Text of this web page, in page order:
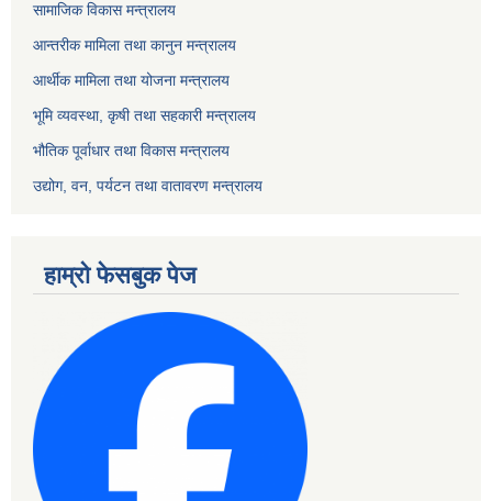
सामाजिक विकास मन्त्रालय
आन्तरीक मामिला तथा कानुन मन्त्रालय
आर्थीक मामिला तथा योजना मन्त्रालय
भूमि व्यवस्था, कृषी तथा सहकारी मन्त्रालय
भौतिक पूर्वाधार तथा विकास मन्त्रालय
उद्योग, वन, पर्यटन तथा वातावरण मन्त्रालय
हाम्रो फेसबुक पेज